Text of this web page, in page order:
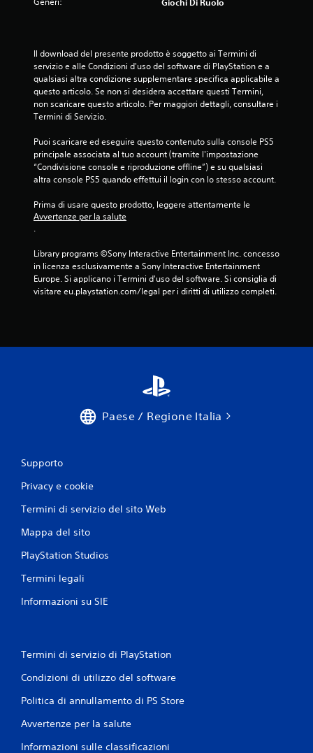
Il download del presente prodotto è soggetto ai Termini di
servizio e alle Condizioni d'uso del software di PlayStation e a
qualsiasi altra condizione supplementare specifica applicabile a
questo articolo. Se non si desidera accettare questi Termini,
non scaricare questo articolo. Per maggiori dettagli, consultare i
Termini di Servizio.
Puoi scaricare ed eseguire questo contenuto sulla console PS5
principale associata al tuo account (tramite l'impostazione
“Condivisione console e riproduzione offline”) e su qualsiasi
altra console PS5 quando effettui il login con lo stesso account.
Prima di usare questo prodotto, leggere attentamente le
Avvertenze per la salute
.
Library programs ©Sony Interactive Entertainment Inc. concesso
in licenza esclusivamente a Sony Interactive Entertainment
Europe. Si applicano i Termini d'uso del software. Si consiglia di
visitare eu.playstation.com/legal per i diritti di utilizzo completi.
Paese / Regione Italia
Supporto
Privacy e cookie
Termini di servizio del sito Web
Mappa del sito
PlayStation Studios
Termini legali
Informazioni su SIE
Termini di servizio di PlayStation
Condizioni di utilizzo del software
Politica di annullamento di PS Store
Avvertenze per la salute
Informazioni sulle classificazioni